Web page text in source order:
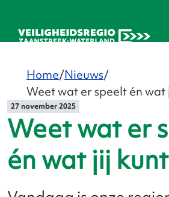
Home Nieuws
Weet wat er speelt én wat
Weet wat er
én wat jij
27 november 2025